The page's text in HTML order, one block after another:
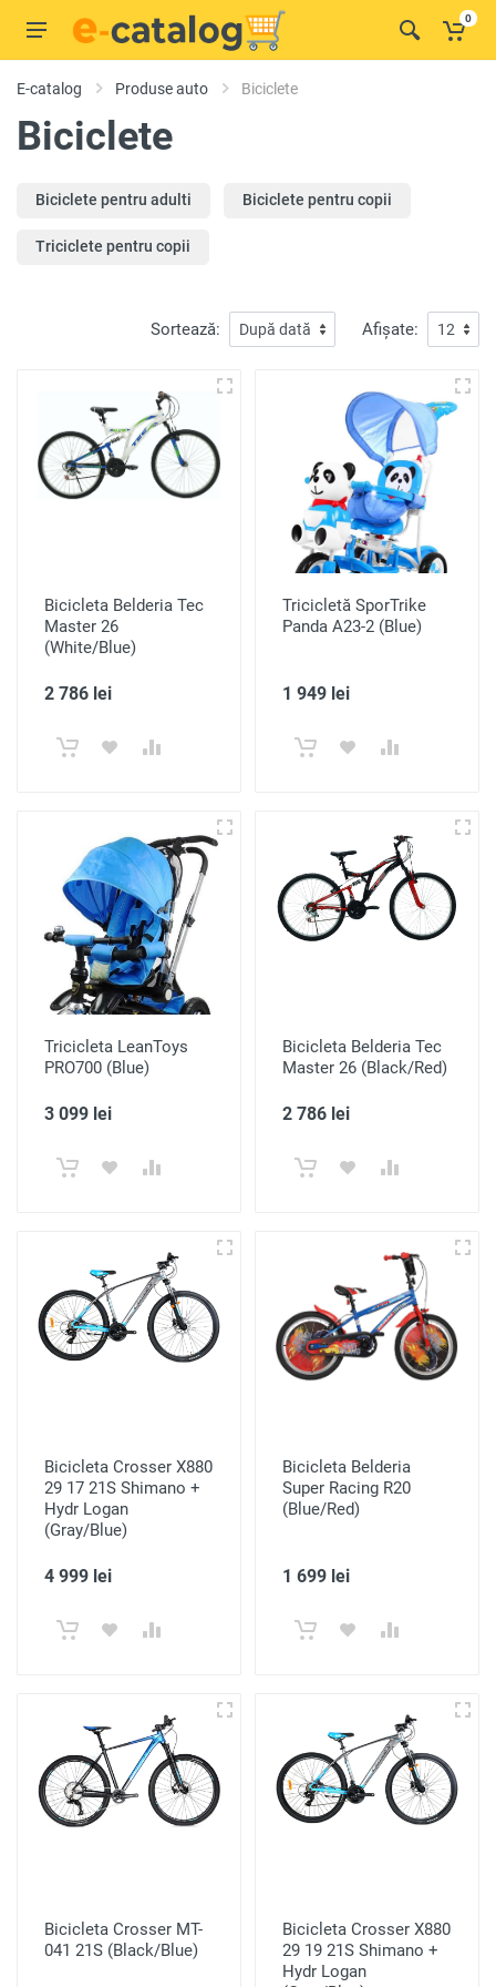
0
E-catalog Produse auto Biciclete
Biciclete
Biciclete pentru adulti Biciclete pentru copii
Triciclete pentru copii
Sortează: Afișate:
Bicicleta Belderia Tec
Master 26
(White/Blue)
2 786 lei
Tricicletă SporTrike
Panda A23-2 (Blue)
1 949 lei
Tricicleta LeanToys
PRO700 (Blue)
3 099 lei
Bicicleta Belderia Tec
Master 26 (Black/Red)
2 786 lei
Bicicleta Crosser X880
29 17 21S Shimano +
Hydr Logan
(Gray/Blue)
4 999 lei
Bicicleta Belderia
Super Racing R20
(Blue/Red)
1 699 lei
Bicicleta Crosser MT-
041 21S (Black/Blue)
Bicicleta Crosser X880
29 19 21S Shimano +
Hydr Logan